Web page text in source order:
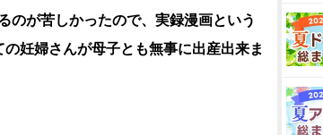
のが苦しかったので、実録漫画という
妊婦さんが母子とも無事に出産出来ま